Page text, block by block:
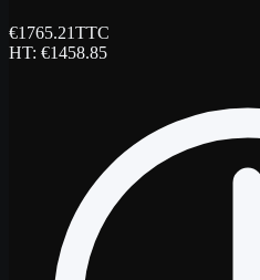
€1765.21TTC
HT: €1458.85